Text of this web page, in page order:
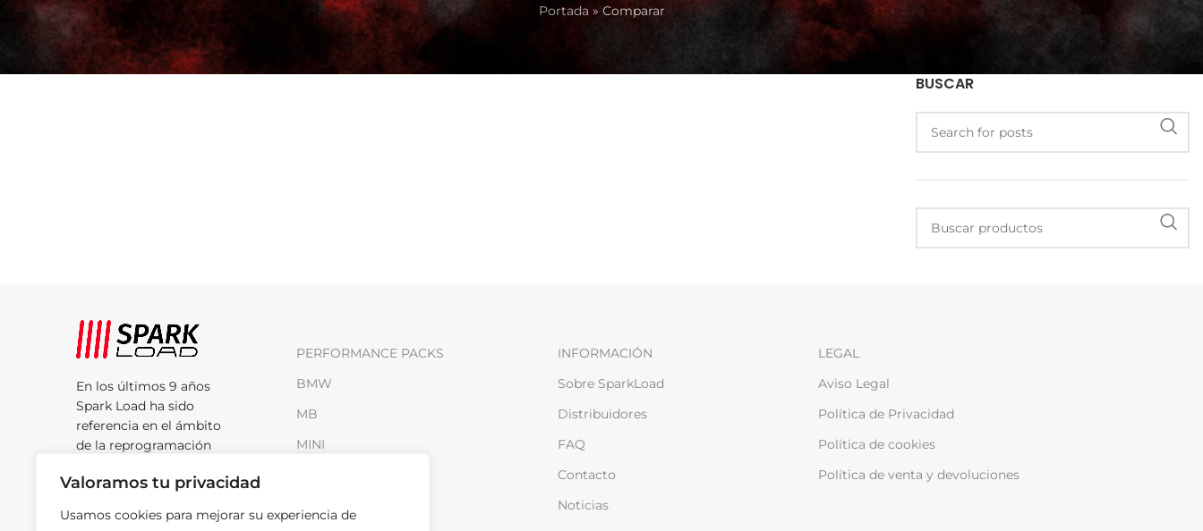
Valoramos tu privacidad
Usamos cookies para mejorar su experiencia de
Portada » Comparar
BUSCAR
En los últimos 9 años
Spark Load ha sido
referencia en el ámbito
de la reprogramación
H-13 Poligono
PERFORMANCE PACKS
BMW
MB
MINI
INFORMACIÓN
Sobre SparkLoad
Distribuidores
FAQ
Contacto
Noticias
LEGAL
Aviso Legal
Política de Privacidad
Política de cookies
Política de venta y devoluciones